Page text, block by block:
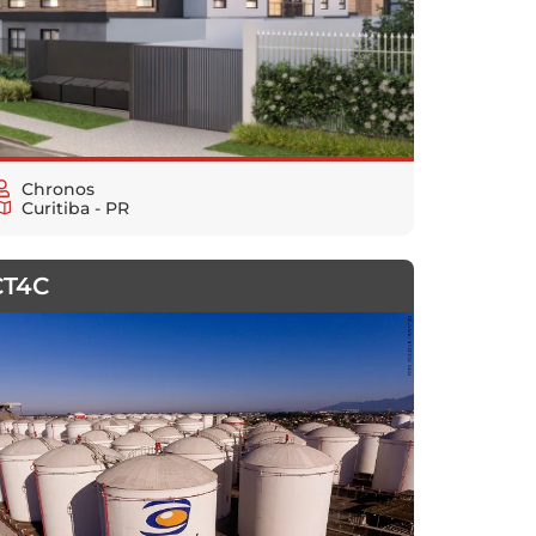
Chronos
Curitiba - PR